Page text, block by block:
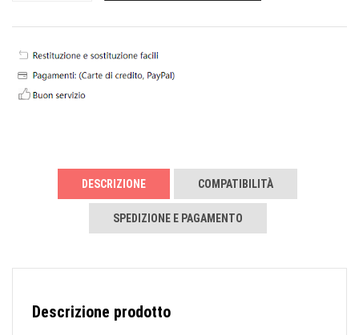
DESCRIZIONE COMPATIBILITÀ
SPEDIZIONE E PAGAMENTO
Descrizione prodotto